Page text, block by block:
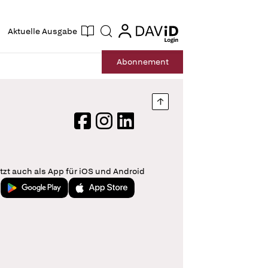
Aktuelle Ausgabe Suche login
login
Abonnement
Nach oben springen
FacebookInstagram
LinkedIn
auch als App für iOS und Android
Jetzt bei Google PlayLaden im App Store